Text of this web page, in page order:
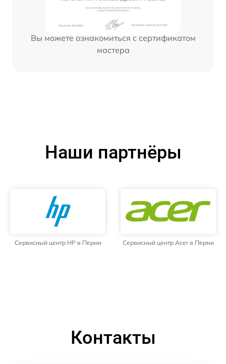
Вы можете ознакомиться с сертификатом
мастера
Наши партнёры
Сервисный центр HP в Перми Сервисный центр Acer в Перми
Контакты